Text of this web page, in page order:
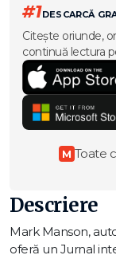
#1DESCARCĂ
Citește oriunde,
continuă lectura
M Toate
Descriere
Mark Manson,
oferă un Jurnal